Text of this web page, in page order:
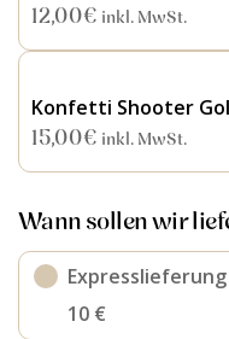
12,00€ inkl. MwSt.
Konfetti Shooter
15,00€ inkl. MwSt.
Wann sollen wir
10 €